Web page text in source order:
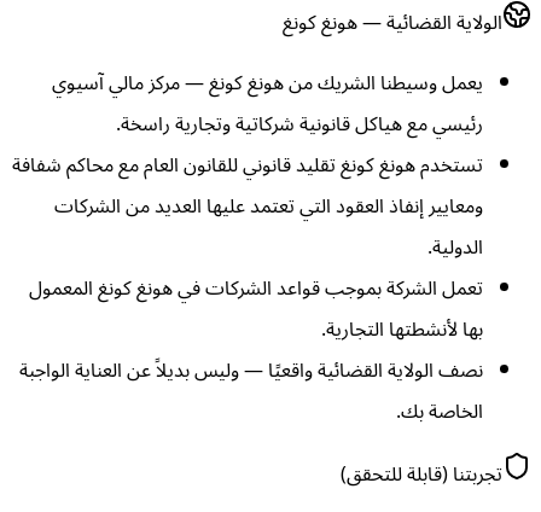
الولاية القضائية — هونغ كونغ
يعمل وسيطنا الشريك من هونغ كونغ — مركز مالي آسيوي
رئيسي مع هياكل قانونية شركاتية وتجارية راسخة.
تستخدم هونغ كونغ تقليد قانوني للقانون العام مع محاكم شفافة
ومعايير إنفاذ العقود التي تعتمد عليها العديد من الشركات
الدولية.
تعمل الشركة بموجب قواعد الشركات في هونغ كونغ المعمول
بها لأنشطتها التجارية.
نصف الولاية القضائية واقعيًا — وليس بديلاً عن العناية الواجبة
الخاصة بك.
تجربتنا (قابلة للتحقق)